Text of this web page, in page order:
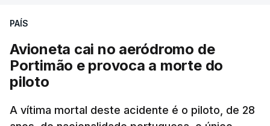
nada disto é incompatível com tratarmos com
crianças", acrescentou.
António José Seguro mostrou dúvidas sobre se é
PAÍS
Avioneta cai no aeródromo de
Portimão e provoca a morte do
piloto
A vítima mortal deste acidente é o piloto, de 28